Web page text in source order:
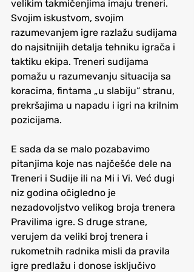
velikim takmičenjima imaju treneri.
Svojim iskustvom, svojim
razumevanjem igre razlažu sudijama
do najsitnijih detalja tehniku igrača i
taktiku ekipa. Treneri sudijama
pomažu u razumevanju situacija sa
koracima, fintama „u slabiju“ stranu,
prekršajima u napadu i igri na krilnim
pozicijama.
E sada da se malo pozabavimo
pitanjima koje nas najčešće dele na
Treneri i Sudije ili na Mi i Vi. Već dugi
niz godina očigledno je
nezadovoljstvo velikog broja trenera
Pravilima igre. S druge strane,
verujem da veliki broj trenera i
rukometnih radnika misli da pravila
igre predlažu i donose isključivo